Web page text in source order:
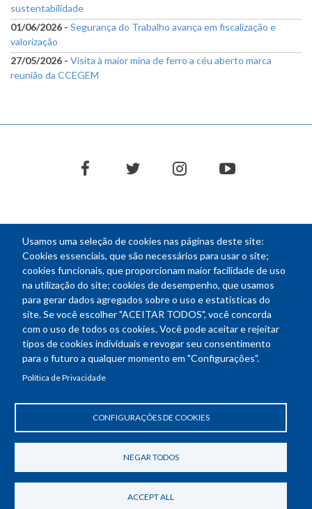
Usamos uma seleção de cookies nas páginas deste site:
Cookies essenciais, que são necessários para usar o site;
cookies funcionais, que proporcionam maior facilidade de uso
na utilização do site; cookies de desempenho, que usamos
para gerar dados agregados sobre o uso e estatísticas do
site. Se você escolher "ACEITAR TODOS", você concorda
com o uso de todos os cookies. Você pode aceitar e rejeitar
tipos de cookies individuais e revogar seu consentimento
para o futuro a qualquer momento em "Configurações".
Política de Privacidade
CONFIGURAÇÕES DE COOKIES
NEGAR TODOS
ACCEPT ALL
sustentabilidade
01/06/2026 - Segurança do Trabalho avança em fiscalização e
valorização
27/05/2026 - Visita à maior mina de ferro a céu aberto marca
reunião da CCEGEM
facebooktwitter instagramyoutube
NEWSLETTER
Endereço: SEPN 508, Bloco A
70740-541 - Brasília-DF
Horário de funcionamento: das 8h30 às 18h30
Política de Privacidade
Revogar consentimento de cookies